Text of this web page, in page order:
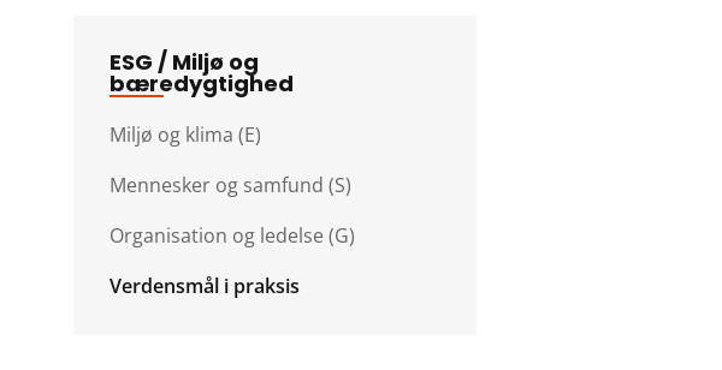
ESG / Miljø og
bæredygtighed
Miljø og klima (E)
Mennesker og samfund (S)
Organisation og ledelse (G)
Verdensmål i praksis